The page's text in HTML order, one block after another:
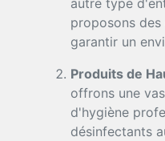
autre type
proposons
garantir un
Produits de
offrons une
d'hygiène
désinfectants